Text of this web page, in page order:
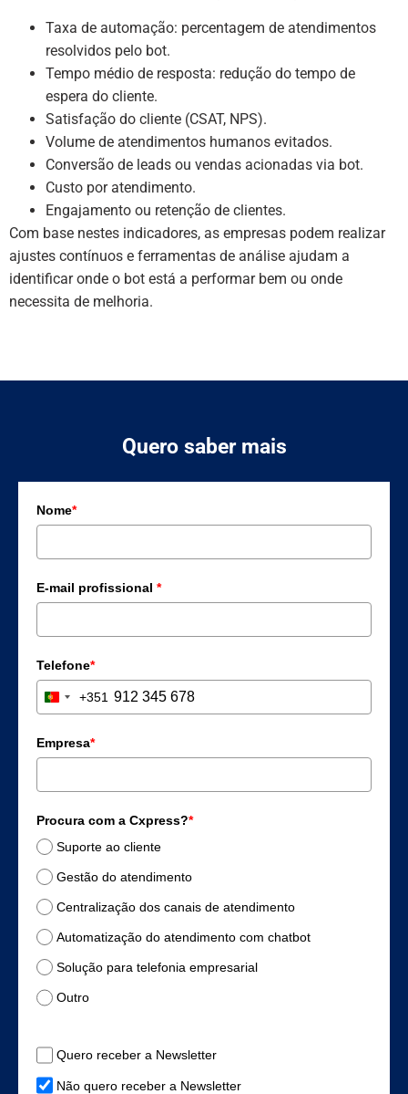
Taxa de automação: percentagem de atendimentos
resolvidos pelo bot.
Tempo médio de resposta: redução do tempo de
espera do cliente.
Satisfação do cliente (CSAT, NPS).
Volume de atendimentos humanos evitados.
Conversão de leads ou vendas acionadas via bot.
Custo por atendimento.
Engajamento ou retenção de clientes.
Com base nestes indicadores, as empresas podem realizar
ajustes contínuos e ferramentas de análise ajudam a
identificar onde o bot está a performar bem ou onde
necessita de melhoria.
Quero saber mais
Nome*
E-mail profissional *
Telefone*
Portugal +351
+351
Empresa*
Procura com a Cxpress?*
Suporte ao cliente
Gestão do atendimento
Centralização dos canais de atendimento
Automatização do atendimento com chatbot
Solução para telefonia empresarial
Outro
Quero receber a Newsletter
Não quero receber a Newsletter